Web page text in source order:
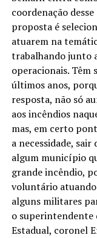
coordenação
proposta é
atuarem na
trabalhando junto
operacionais. Têm
últimos anos,
resposta, não só
aos incêndios
mas, em certo
a necessidade, sair
algum município
grande incêndio,
voluntário
alguns militares
o superintendente
Estadual, coronel